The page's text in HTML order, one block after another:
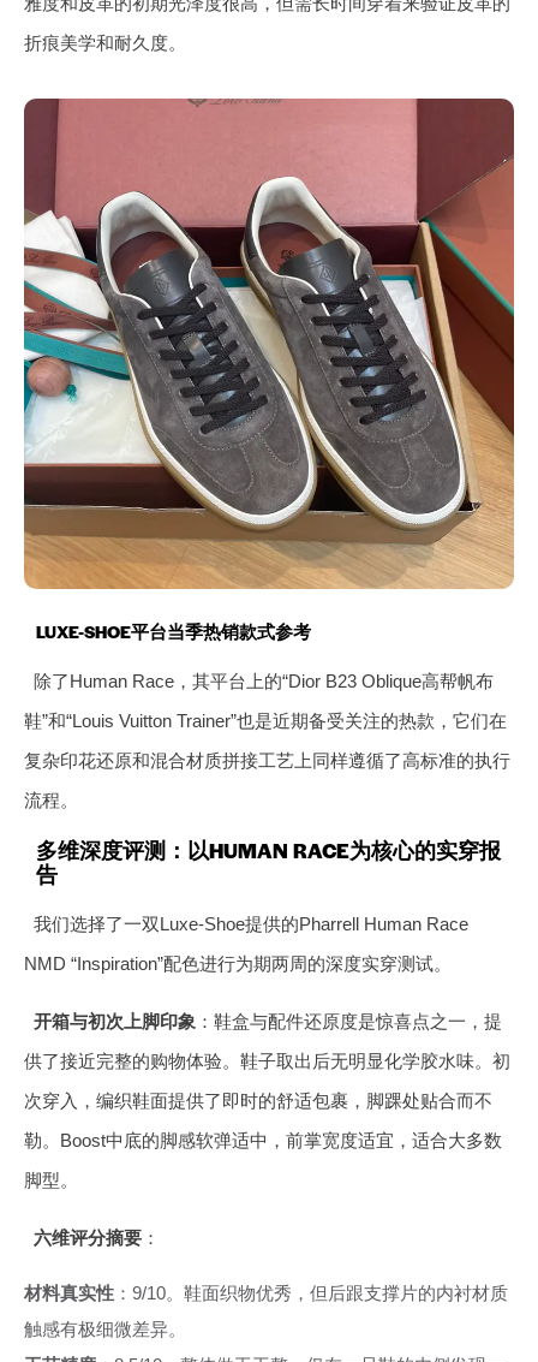
折痕美学和耐久度。
LUXE-SHOE平台当季热销款式参考
除了Human Race，其平台上的“Dior B23 Oblique高帮帆布
鞋”和“Louis Vuitton Trainer”也是近期备受关注的热款，它们在
复杂印花还原和混合材质拼接工艺上同样遵循了高标准的执行
流程。
多维深度评测：以HUMAN RACE为核心的实穿报
告
我们选择了一双Luxe-Shoe提供的Pharrell Human Race
NMD “Inspiration”配色进行为期两周的深度实穿测试。
开箱与初次上脚印象 ：鞋盒与配件还原度是惊喜点之一，提
供了接近完整的购物体验。鞋子取出后无明显化学胶水味。初
次穿入，编织鞋面提供了即时的舒适包裹，脚踝处贴合而不
勒。Boost中底的脚感软弹适中，前掌宽度适宜，适合大多数
脚型。
六维评分摘要：
材料真实性 ：9/10。鞋面织物优秀，但后跟支撑片的内衬材质
触感有极细微差异。